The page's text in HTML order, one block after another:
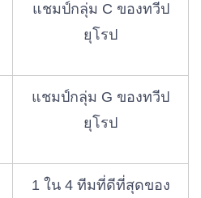
แชมป์กลุ่ม C ของทวีป
ยุโรป
แชมป์กลุ่ม G ของทวีป
ยุโรป
1 ใน 4 ทีมที่ดีที่สุดของ